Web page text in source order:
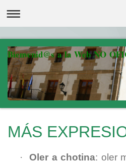
Bienvenid@s a la Web NO
MÁS
·Oler a chotina: oler